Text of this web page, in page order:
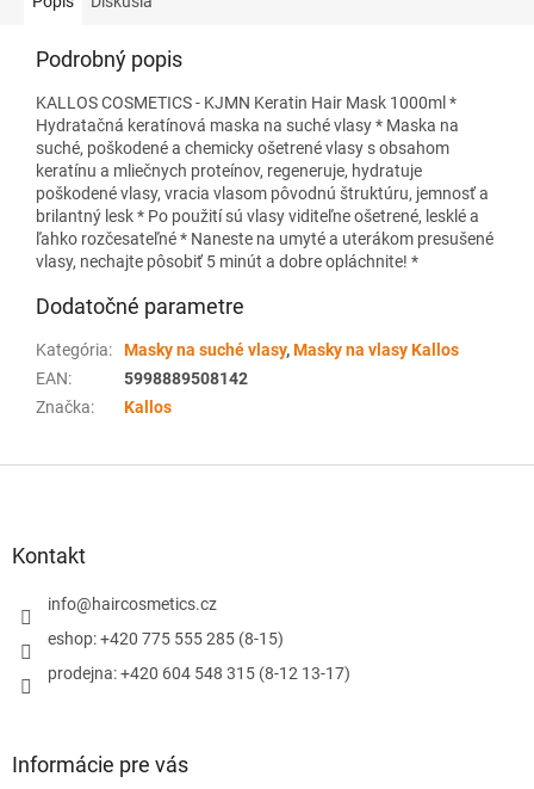
Podrobný popis
KALLOS COSMETICS - KJMN Keratin Hair Mask 1000ml *
Hydratačná keratínová maska na suché vlasy * Maska na
suché, poškodené a chemicky ošetrené vlasy s obsahom
keratínu a mliečnych proteínov, regeneruje, hydratuje
poškodené vlasy, vracia vlasom pôvodnú štruktúru, jemnosť a
brilantný lesk * Po použití sú vlasy viditeľne ošetrené, lesklé a
ľahko rozčesateľné * Naneste na umyté a uterákom presušené
vlasy, nechajte pôsobiť 5 minút a dobre opláchnite! *
Dodatočné parametre
Kategória: Masky na suché vlasy,Masky na vlasy Kallos
EAN:
5998889508142
Značka: Kallos
Kontakt
info@haircosmetics.cz
eshop: +420 775 555 285 (8-15)
prodejna: +420 604 548 315 (8-12 13-17)
Informácie pre vás